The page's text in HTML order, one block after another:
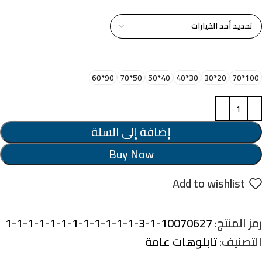
100*70
20*30
30*40
40*50
50*70
90*60
إضافة إلى السلة
Buy Now
Add to wishlist
رمز المنتج:10070627-1-3-1-1-1-1-1-1-1-1-1-1-1-1
التصنيف:تابلوهات عامة